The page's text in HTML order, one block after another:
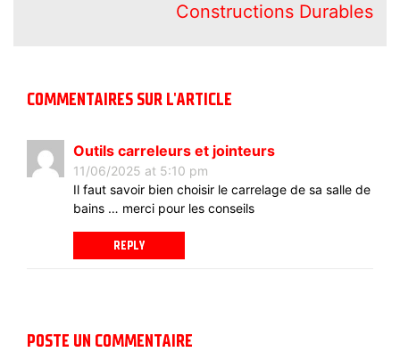
Constructions Durables
COMMENTAIRES SUR L'ARTICLE
Outils carreleurs et jointeurs
11/06/2025 at 5:10 pm
Il faut savoir bien choisir le carrelage de sa salle de
bains … merci pour les conseils
REPLY
POSTE UN COMMENTAIRE